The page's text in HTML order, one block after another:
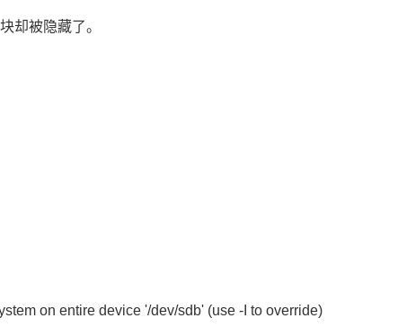
却被隐藏了。
on entire device '/dev/sdb' (use -I to override)